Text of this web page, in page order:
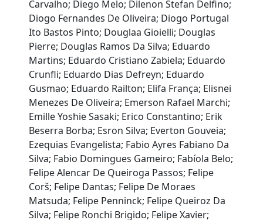
Carvalho; Diego Melo; Dilenon Stefan Delfino;
Diogo Fernandes De Oliveira; Diogo Portugal
Ito Bastos Pinto; Douglaa Gioielli; Douglas
Pierre; Douglas Ramos Da Silva; Eduardo
Martins; Eduardo Cristiano Zabiela; Eduardo
Crunfli; Eduardo Dias Defreyn; Eduardo
Gusmao; Eduardo Railton; Elifa França; Elisnei
Menezes De Oliveira; Emerson Rafael Marchi;
Emille Yoshie Sasaki; Erico Constantino; Erik
Beserra Borba; Esron Silva; Everton Gouveia;
Ezequias Evangelista; Fabio Ayres Fabiano Da
Silva; Fabio Domingues Gameiro; Fabíola Belo;
Felipe Alencar De Queiroga Passos; Felipe
Corš; Felipe Dantas; Felipe De Moraes
Matsuda; Felipe Penninck; Felipe Queiroz Da
Silva; Felipe Ronchi Brigido; Felipe Xavier;